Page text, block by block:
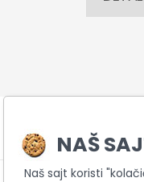
NAŠ
Naš sajt koristi